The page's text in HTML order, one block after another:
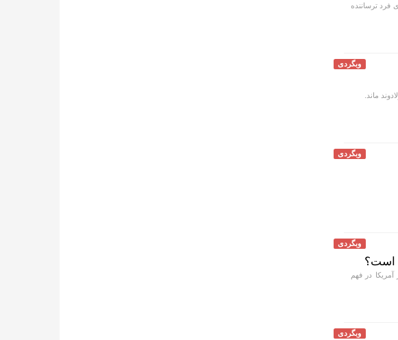
فرد ترساننده
وبگردی
ماند.
وبگردی
وبگردی
است؟
در فهم
وبگردی